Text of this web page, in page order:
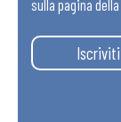
sulla pagina della
Iscriviti